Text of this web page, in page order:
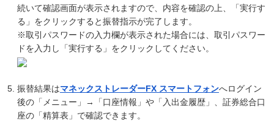
続いて確認画面が表示されますので、内容を確認の上、「実行す
る」をクリックすると振替指示が完了します。
※取引パスワードの入力欄が表示された場合には、取引パスワー
ドを入力し「実行する」をクリックしてください。
振替結果はマネックストレーダーFX スマートフォンへログイン
後の「メニュー」→「口座情報」や「入出金履歴」、証券総合口
座の「精算表」で確認できます。